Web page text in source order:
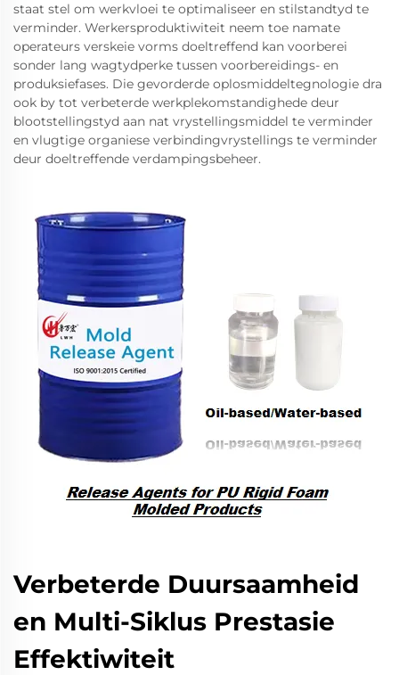
staat stel om werkvloei te optimaliseer en stilstandtyd te
verminder. Werkersproduktiwiteit neem toe namate
operateurs verskeie vorms doeltreffend kan voorberei
sonder lang wagtydperke tussen voorbereidings- en
produksiefases. Die gevorderde oplosmiddeltegnologie dra
ook by tot verbeterde werkplekomstandighede deur
blootstellingstyd aan nat vrystellingsmiddel te verminder
en vlugtige organiese verbindingvrystellings te verminder
deur doeltreffende verdampingsbeheer.
Verbeterde Duursaamheid
en Multi-Siklus Prestasie
Effektiwiteit